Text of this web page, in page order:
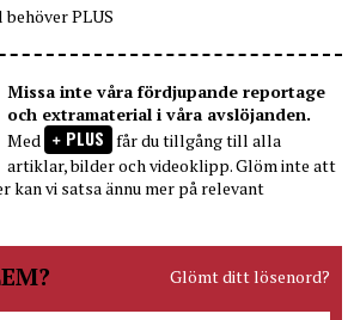
PLUS
Missa inte våra fördjupande reportage
och extramaterial i våra avslöjanden.
Med
PLUS får du tillgång till alla
artiklar, bilder och videoklipp. Glöm inte att
kan vi satsa ännu mer på relevant
Glömt ditt lösenord?